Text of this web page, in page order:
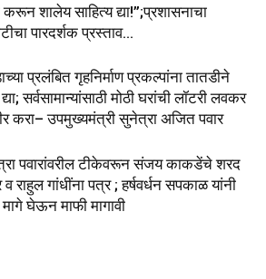
शालेय साहित्य द्या!”;प्रशासनाचा
पारदर्शक प्रस्ताव...
प्रलंबित गृहनिर्माण प्रकल्पांना तातडीने
सर्वसामान्यांसाठी मोठी घरांची लॉटरी लवकर
करा– उपमुख्यमंत्री सुनेत्रा अजित पवार
पवारांवरील टीकेवरून संजय काकडेंचे शरद
व राहुल गांधींना पत्र ; हर्षवर्धन सपकाळ यांनी
घेऊन माफी मागावी